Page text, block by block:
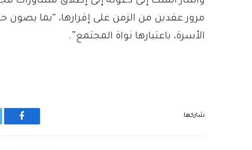
مرور عقدين من الزمن على إقرارها، “بما
الأسرة، باعتبارها نواة المجتمع”.
شاركها.